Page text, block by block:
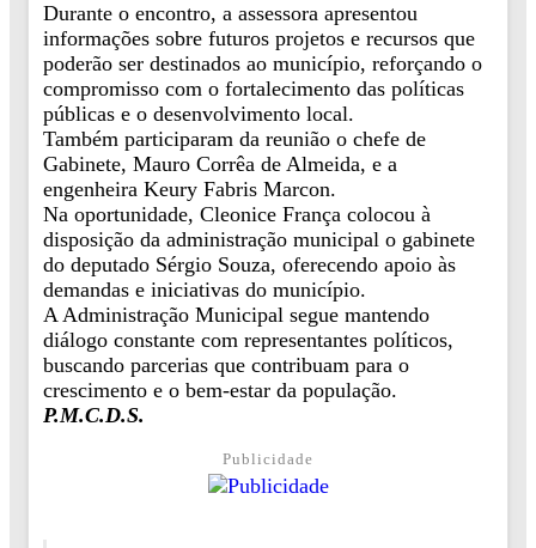
Durante o encontro, a assessora apresentou
informações sobre futuros projetos e recursos que
poderão ser destinados ao município, reforçando o
compromisso com o fortalecimento das políticas
públicas e o desenvolvimento local.
Também participaram da reunião o chefe de
Gabinete, Mauro Corrêa de Almeida, e a
engenheira Keury Fabris Marcon.
Na oportunidade, Cleonice França colocou à
disposição da administração municipal o gabinete
do deputado Sérgio Souza, oferecendo apoio às
demandas e iniciativas do município.
A Administração Municipal segue mantendo
diálogo constante com representantes políticos,
buscando parcerias que contribuam para o
crescimento e o bem-estar da população.
P.M.C.D.S.
Publicidade